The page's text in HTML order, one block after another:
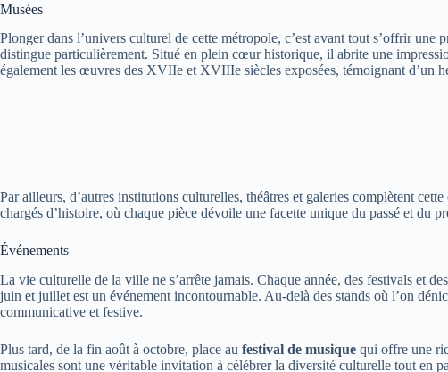
Musées
Plonger dans l’univers culturel de cette métropole, c’est avant tout s’offrir
distingue particulièrement. Situé en plein cœur historique, il abrite une
également les œuvres des XVIIe et XVIIIe siècles exposées, témoignant d’un
Par ailleurs, d’autres institutions culturelles, théâtres et galeries complètent
chargés d’histoire, où chaque pièce dévoile une facette unique du passé et du
Événements
La vie culturelle de la ville ne s’arrête jamais. Chaque année, des festivals et
juin et juillet est un événement incontournable. Au-delà des stands où l’on
communicative et festive.
Plus tard, de la fin août à octobre, place au festival de musique qui offre une
musicales sont une véritable invitation à célébrer la diversité culturelle tout en